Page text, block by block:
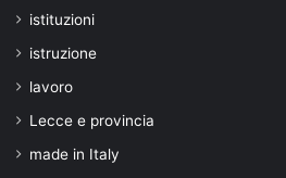
istituzioni
istruzione
lavoro
Lecce e provincia
made in Italy